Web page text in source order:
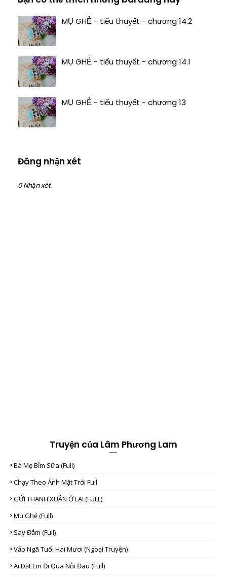
MỤ GHẺ - tiểu thuyết - chương 14.2
MỤ GHẺ - tiểu thuyết - chương 14.1
MỤ GHẺ - tiểu thuyết - chương 13
Đăng nhận xét
0 Nhận xét
Truyện của Lâm Phương Lam
Bà Mẹ Bỉm Sữa (full)
Chạy Theo Ánh Mặt Trời Full
GỬI THANH XUÂN Ở LẠI (FULL)
Mụ Ghẻ (full)
Say Đắm (full)
Vấp Ngã Tuổi Hai Mươi (Ngoại Truyện)
Ai Dắt Em Đi Qua Nỗi Đau (full)